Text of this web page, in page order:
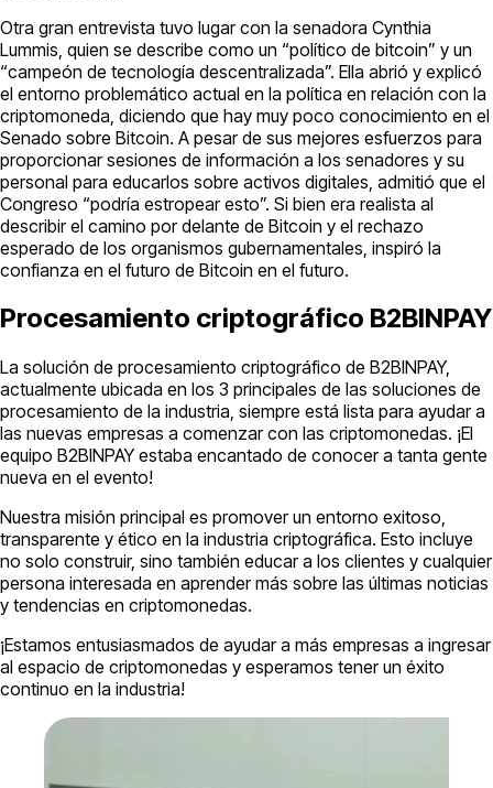
Otra gran entrevista tuvo lugar con la senadora Cynthia
Lummis, quien se describe como un “político de bitcoin” y un
“campeón de tecnología descentralizada”. Ella abrió y explicó
el entorno problemático actual en la política en relación con la
criptomoneda, diciendo que hay muy poco conocimiento en el
Senado sobre Bitcoin. A pesar de sus mejores esfuerzos para
proporcionar sesiones de información a los senadores y su
personal para educarlos sobre activos digitales, admitió que el
Congreso “podría estropear esto”. Si bien era realista al
describir el camino por delante de Bitcoin y el rechazo
esperado de los organismos gubernamentales, inspiró la
confianza en el futuro de Bitcoin en el futuro.
Procesamiento criptográfico B2BINPAY
La solución de procesamiento criptográfico de B2BINPAY,
actualmente ubicada en los 3 principales de las soluciones de
procesamiento de la industria, siempre está lista para ayudar a
las nuevas empresas a comenzar con las criptomonedas. ¡El
equipo B2BINPAY estaba encantado de conocer a tanta gente
nueva en el evento!
Nuestra misión principal es promover un entorno exitoso,
transparente y ético en la industria criptográfica. Esto incluye
no solo construir, sino también educar a los clientes y cualquier
persona interesada en aprender más sobre las últimas noticias
y tendencias en criptomonedas.
¡Estamos entusiasmados de ayudar a más empresas a ingresar
al espacio de criptomonedas y esperamos tener un éxito
continuo en la industria!